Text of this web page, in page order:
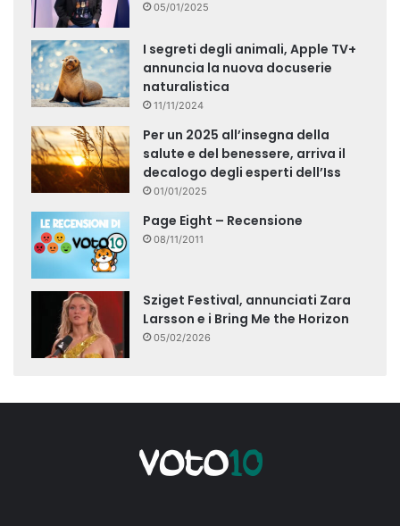
05/01/2025
I segreti degli animali, Apple TV+
annuncia la nuova docuserie
naturalistica
11/11/2024
Per un 2025 all’insegna della
salute e del benessere, arriva il
decalogo degli esperti dell’Iss
01/01/2025
Page Eight – Recensione
08/11/2011
Sziget Festival, annunciati Zara
Larsson e i Bring Me the Horizon
05/02/2026